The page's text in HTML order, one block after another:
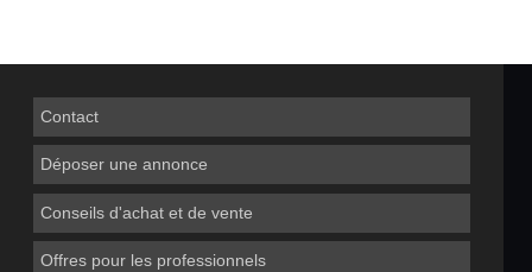
Contact
Déposer une annonce
Conseils d'achat et de vente
Offres pour les professionnels